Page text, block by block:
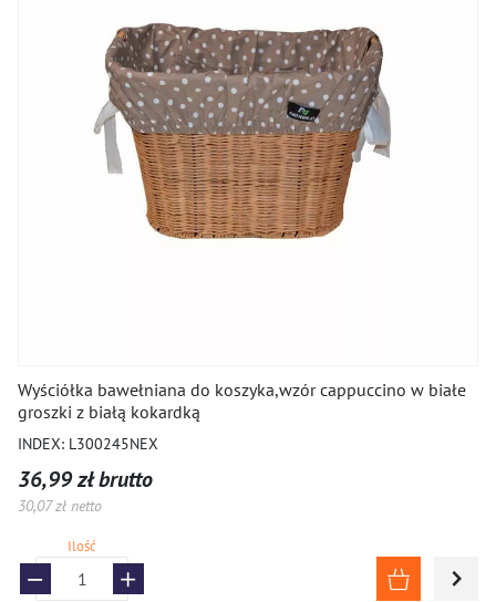
Wyściółka bawełniana do koszyka,wzór cappuccino w białe
groszki z białą kokardką
INDEX: L300245NEX
36,99 zł brutto
30,07 zł netto
Ilość